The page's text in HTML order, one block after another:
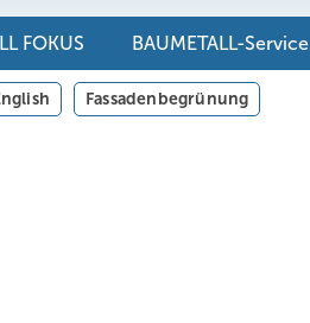
FOKUS BAUMETALL-Service
Fassadenbegrünung